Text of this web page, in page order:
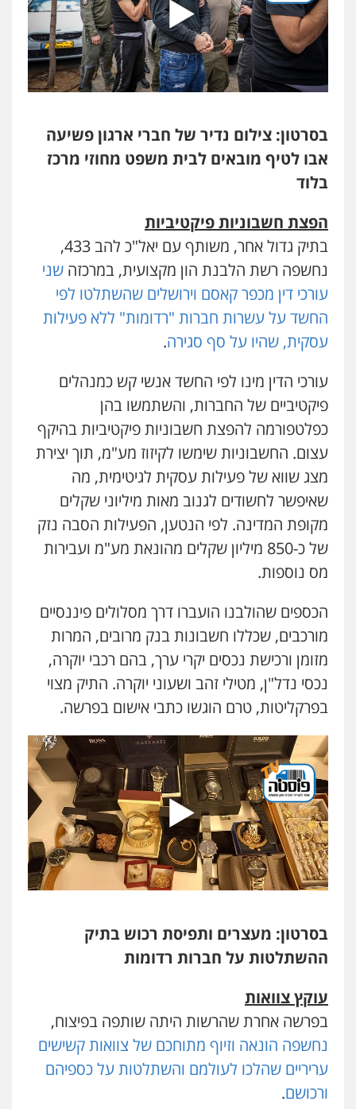
בסרטון: צילום נדיר של חברי ארגון פשיעה
אבו לטיף מובאים לבית משפט מחוזי מרכז
בלוד
הפצת חשבוניות פיקטיביות
בתיק גדול אחר, משותף עם יאל"כ להב 433,
נחשפה רשת הלבנת הון מקצועית, במרכזה שני
עורכי דין מכפר קאסם וירושלים שהשתלטו לפי
החשד על עשרות חברות "רדומות" ללא פעילות
עסקית, שהיו על סף סגירה.
עורכי הדין מינו לפי החשד אנשי קש כמנהלים
פיקטיביים של החברות, והשתמשו בהן
כפלטפורמה להפצת חשבוניות פיקטיביות בהיקף
עצום. החשבוניות שימשו לקיזוז מע"מ, תוך יצירת
מצג שווא של פעילות עסקית לגיטימית, מה
שאיפשר לחשודים לגנוב מאות מיליוני שקלים
מקופת המדינה. לפי הנטען, הפעילות הסבה נזק
של כ-850 מיליון שקלים מהונאת מע"מ ועבירות
מס נוספות.
הכספים שהולבנו הועברו דרך מסלולים פיננסיים
מורכבים, שכללו חשבונות בנק מרובים, המרות
מזומן ורכישת נכסים יקרי ערך, בהם רכבי יוקרה,
נכסי נדל"ן, מטילי זהב ושעוני יוקרה. התיק מצוי
בפרקליטות, טרם הוגשו כתבי אישום בפרשה.
בסרטון: מעצרים ותפיסת רכוש בתיק
ההשתלטות על חברות רדומות
עוקץ צוואות
בפרשה אחרת שהרשות היתה שותפה בפיצוח,
נחשפה הונאה וזיוף מתוחכם של צוואות קשישים
עריריים שהלכו לעולמם והשתלטות על כספיהם
ורכושם.